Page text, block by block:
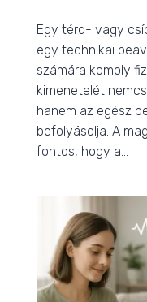
Egy térd- vagy
egy technikai
számára komoly
kimenetelét
hanem az egész
befolyásolja. A
fontos, hogy a...